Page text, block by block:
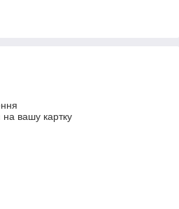
на вашу картку